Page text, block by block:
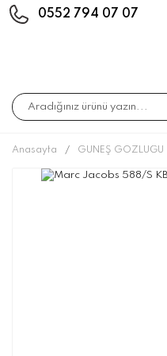
0552 794 07 07
Anasayfa GÜNEŞ GÖZLÜĞÜ